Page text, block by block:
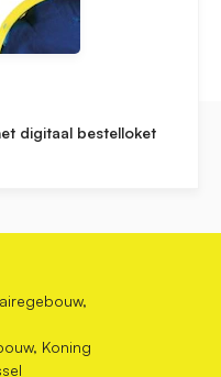
digitaal bestelloket
Koning